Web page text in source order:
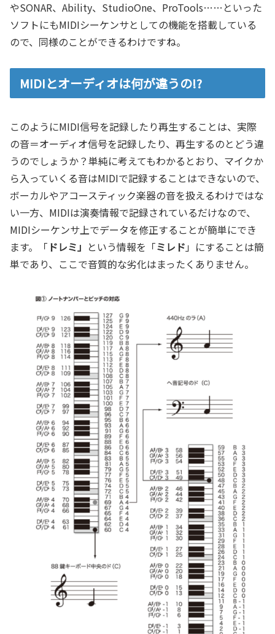
やSONAR、Ability、StudioOne、ProTools……といった
ソフトにもMIDIシーケンサとしての機能を搭載している
ので、同様のことができるわけですね。
MIDIとオーディオは何が違うの!?
このようにMIDI信号を記録したり再生することは、実際
の音＝オーディオ信号を記録したり、再生するのとどう違
うのでしょうか？単純に考えてもわかるとおり、マイクか
ら入っていくる音はMIDIで記録することはできないので、
ボーカルやアコースティック楽器の音を扱えるわけではな
い一方、MIDIは演奏情報で記録されているだけなので、
MIDIシーケンサ上でデータを修正することが簡単にでき
ます。「 ドレミ」 という情報を「ミレド 」にすることは簡
単であり、ここで音質的な劣化はまったくありません。